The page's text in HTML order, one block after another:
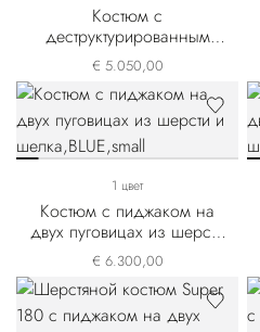
Костюм с
деструктурированным
пиджаком на двух
пуговицах из смеси
шерсти и льна
€ 5.050,00
1 цвет
Костюм с пиджаком на
двух пуговицах из шерсти
и шелка
€ 6.300,00